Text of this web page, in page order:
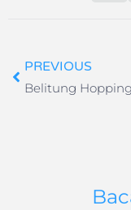
PREVIOUS